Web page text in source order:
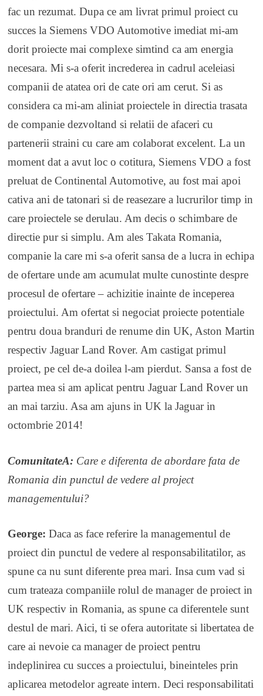
fac un rezumat. Dupa ce am livrat primul proiect cu
succes la Siemens VDO Automotive imediat mi-am
dorit proiecte mai complexe simtind ca am energia
necesara. Mi s-a oferit increderea in cadrul aceleiasi
companii de atatea ori de cate ori am cerut. Si as
considera ca mi-am aliniat proiectele in directia trasata
de companie dezvoltand si relatii de afaceri cu
partenerii straini cu care am colaborat excelent. La un
moment dat a avut loc o cotitura, Siemens VDO a fost
preluat de Continental Automotive, au fost mai apoi
cativa ani de tatonari si de reasezare a lucrurilor timp in
care proiectele se derulau. Am decis o schimbare de
directie pur si simplu. Am ales Takata Romania,
companie la care mi s-a oferit sansa de a lucra in echipa
de ofertare unde am acumulat multe cunostinte despre
procesul de ofertare – achizitie inainte de inceperea
proiectului. Am ofertat si negociat proiecte potentiale
pentru doua branduri de renume din UK, Aston Martin
respectiv Jaguar Land Rover. Am castigat primul
proiect, pe cel de-a doilea l-am pierdut. Sansa a fost de
partea mea si am aplicat pentru Jaguar Land Rover un
an mai tarziu. Asa am ajuns in UK la Jaguar in
octombrie 2014!
ComunitateA: Care e diferenta de abordare fata de
Romania din punctul de vedere al project
managementului?
George: Daca as face referire la managementul de
proiect din punctul de vedere al responsabilitatilor, as
spune ca nu sunt diferente prea mari. Insa cum vad si
cum trateaza companiile rolul de manager de proiect in
UK respectiv in Romania, as spune ca diferentele sunt
destul de mari. Aici, ti se ofera autoritate si libertatea de
care ai nevoie ca manager de proiect pentru
indeplinirea cu succes a proiectului, bineinteles prin
aplicarea metodelor agreate intern. Deci responsabilitati